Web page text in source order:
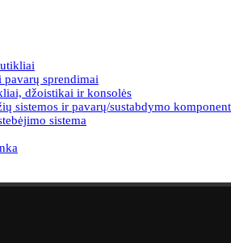
sprendimai
džoistikai ir konsolės
sistemos ir pavarų/sustabdymo
sistema